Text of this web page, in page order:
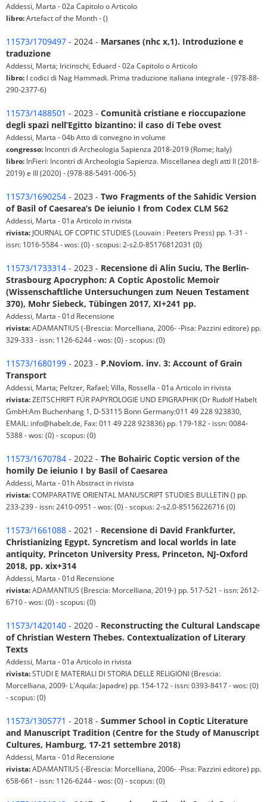
Addessi, Marta - 02a Capitolo o Articolo
libro:Artefact of the Month - ()
11573/1709497 - 2024 - Marsanes (nhc x,1). Introduzione e
traduzione
Addessi, Marta; Iricinschi, Eduard - 02a Capitolo o Articolo
libro: I codici di Nag Hammadi. Prima traduzione italiana integrale - (978-88-
290-2377-6)
11573/1488501 - 2023 - Comunità cristiane e rioccupazione
degli spazi nell’Egitto bizantino: il caso di Tebe ovest
Addessi, Marta - 04b Atto di convegno in volume
congresso: Incontri di Archeologia Sapienza 2018-2019 (Rome; Italy)
libro: InFieri: Incontri di Archeologia Sapienza. Miscellanea degli atti II (2018-
2019) e III (2020) - (978-88-5491-006-5)
11573/1690254 - 2023 - Two Fragments of the Sahidic Version
of Basil of Caesarea’s De ieiunio I from Codex CLM 562
Addessi, Marta - 01a Articolo in rivista
rivista: JOURNAL OF COPTIC STUDIES (Louvain : Peeters Press) pp. 1-31 -
issn: 1016-5584 - wos: (0) - scopus: 2-s2.0-85176812031 (0)
11573/1733314 - 2023 - Recensione di Alin Suciu, The Berlin-
Strasbourg Apocryphon: A Coptic Apostolic Memoir
(Wissenschaftliche Untersuchungen zum Neuen Testament
370), Mohr Siebeck, Tübingen 2017, XI+241 pp.
Addessi, Marta - 01d Recensione
rivista:ADAMANTIUS (-Brescia: Morcelliana, 2006- -Pisa: Pazzini editore) pp.
329-333 - issn: 1126-6244 - wos: (0) - scopus: (0)
11573/1680199 - 2023 - P.Noviom. inv. 3: Account of Grain
Transport
Addessi, Marta; Peltzer, Rafael; Villa, Rossella - 01a Articolo in rivista
rivista:ZEITSCHRIFT FÜR PAPYROLOGIE UND EPIGRAPHIK (Dr Rudolf Habelt
GmbH:Am Buchenhang 1, D-53115 Bonn Germany:011 49 228 923830,
EMAIL: info@habelt.de, Fax: 011 49 228 923836) pp. 179-182 - issn: 0084-
5388 - wos: (0) - scopus: (0)
11573/1670784 - 2022 - The Bohairic Coptic version of the
homily De ieiunio I by Basil of Caesarea
Addessi, Marta - 01h Abstract in rivista
rivista:COMPARATIVE ORIENTAL MANUSCRIPT STUDIES BULLETIN () pp.
233-239 - issn: 2410-0951 - wos: (0) - scopus: 2-s2.0-85156226716 (0)
11573/1661088 - 2021 - Recensione di David Frankfurter,
Christianizing Egypt. Syncretism and local worlds in late
antiquity, Princeton University Press, Princeton, NJ-Oxford
2018, pp. xix+314
Addessi, Marta - 01d Recensione
rivista:ADAMANTIUS (Brescia: Morcelliana, 2019-) pp. 517-521 - issn: 2612-
6710 - wos: (0) - scopus: (0)
11573/1420140 - 2020 - Reconstructing the Cultural Landscape
of Christian Western Thebes. Contextualization of Literary
Texts
Addessi, Marta - 01a Articolo in rivista
rivista:STUDI E MATERIALI DI STORIA DELLE RELIGIONI (Brescia:
Morcelliana, 2009- L'Aquila: Japadre) pp. 154-172 - issn: 0393-8417 - wos: (0)
- scopus: (0)
11573/1305771 - 2018 - Summer School in Coptic Literature
and Manuscript Tradition (Centre for the Study of Manuscript
Cultures, Hamburg, 17-21 settembre 2018)
Addessi, Marta - 01d Recensione
rivista:ADAMANTIUS (-Brescia: Morcelliana, 2006- -Pisa: Pazzini editore) pp.
658-661 - issn: 1126-6244 - wos: (0) - scopus: (0)